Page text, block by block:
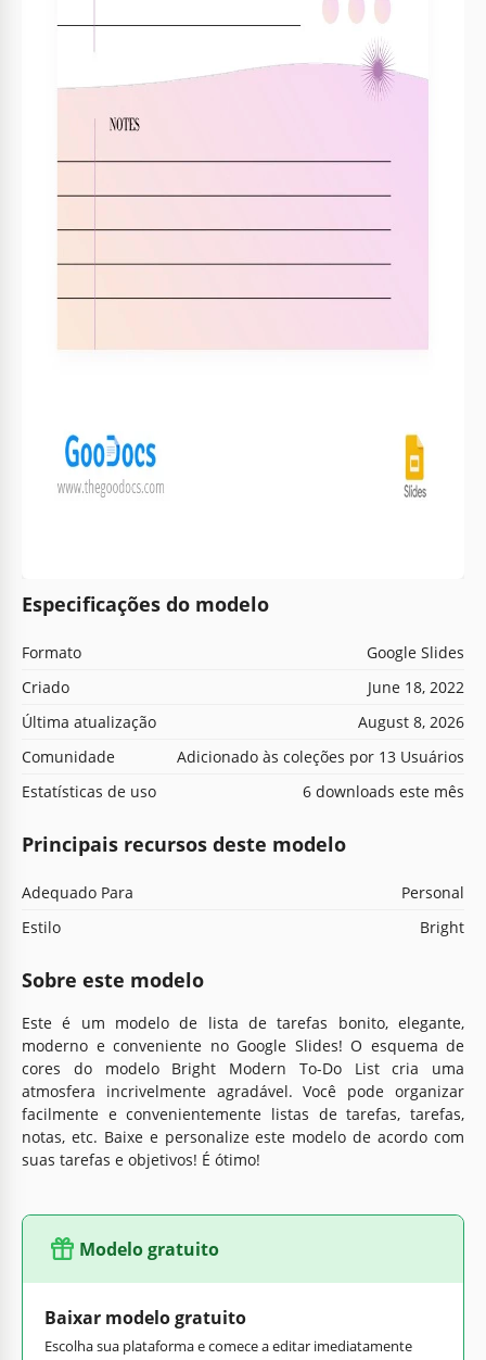
Especificações do modelo
Formato
Google Slides
Criado
June 18, 2022
Última atualização
August 8, 2026
Comunidade
Adicionado às coleções por 13 Usuários
Estatísticas de uso
6 downloads este mês
Principais recursos deste modelo
Adequado Para
Personal
Estilo
Bright
Sobre este modelo
Este é um modelo de lista de tarefas bonito, elegante,
moderno e conveniente no Google Slides! O esquema de
cores do modelo Bright Modern To-Do List cria uma
atmosfera incrivelmente agradável. Você pode organizar
facilmente e convenientemente listas de tarefas, tarefas,
notas, etc. Baixe e personalize este modelo de acordo com
suas tarefas e objetivos! É ótimo!
Modelo gratuito
Baixar modelo gratuito
Escolha sua plataforma e comece a editar imediatamente